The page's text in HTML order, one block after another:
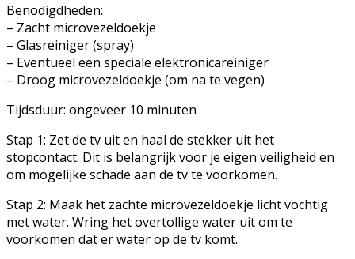
Benodigdheden:
– Zacht microvezeldoekje
– Glasreiniger (spray)
– Eventueel een speciale elektronicareiniger
– Droog microvezeldoekje (om na te vegen)
Tijdsduur: ongeveer 10 minuten
Stap 1: Zet de tv uit en haal de stekker uit het
stopcontact. Dit is belangrijk voor je eigen veiligheid en
om mogelijke schade aan de tv te voorkomen.
Stap 2: Maak het zachte microvezeldoekje licht vochtig
met water. Wring het overtollige water uit om te
voorkomen dat er water op de tv komt.